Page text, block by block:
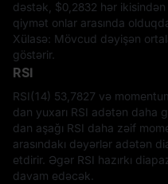
dəstək, $0,2832 hər
qiymət onlar arasında
Xülasə: Mövcud dəyişən
göstərir.
RSI
RSI(14) 53,7827 və
dan yuxarı RSI adətən daha
dan aşağı RSI daha zəif
arasındakı dəyərlər adətən
etdirir. Əgər RSI hazırkı
davam edəcək.